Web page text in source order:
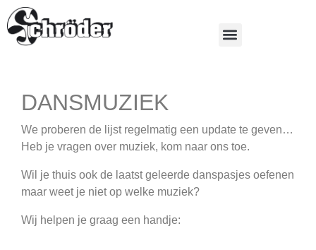
DANSMUZIEK
We proberen de lijst regelmatig een update te geven…
Heb je vragen over muziek, kom naar ons toe.
Wil je thuis ook de laatst geleerde danspasjes oefenen
maar weet je niet op welke muziek?
Wij helpen je graag een handje: